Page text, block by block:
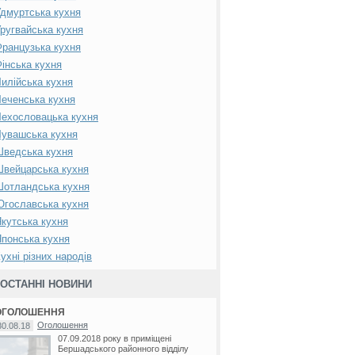
кухня
кухня
кухня
кухня
кухня
кухня
кухня
кухня
Шведська кухня
Швейцарська кухня
Шотландська кухня
кухня
кухня
кухня
різних народів
ОСТАННІ НОВИНИ
Оголошення
07.09.2018 року в приміщені
Бершадського районного відділу